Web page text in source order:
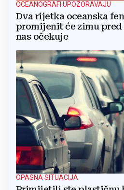
OCEANOGRAFI UPOZORAVAJU
Dva rijetka oceanska
promijenit će zimu pred
nas očekuje
OPASNA SITUACIJA